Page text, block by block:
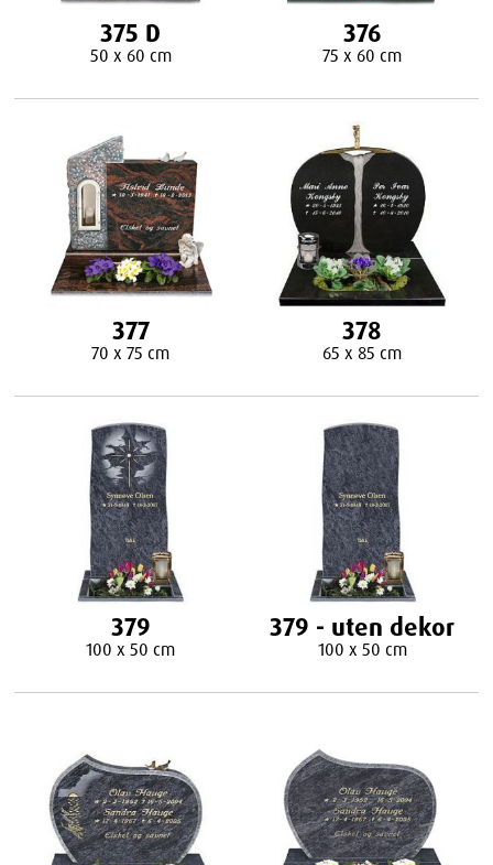
375 D
50 x 60 cm
376
75 x 60 cm
377
70 x 75 cm
378
65 x 85 cm
379
100 x 50 cm
379 - uten dekor
100 x 50 cm